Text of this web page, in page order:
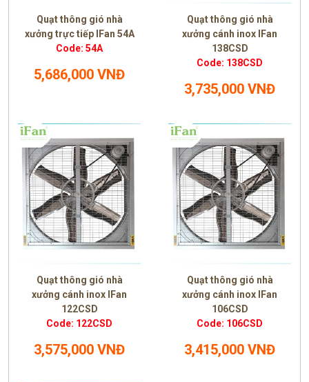
Quạt thông gió nhà
xưởng trực tiếp IFan 54A
Code: 54A
5,686,000 VNĐ
Quạt thông gió nhà
xưởng cánh inox IFan
138CSD
Code: 138CSD
3,735,000 VNĐ
Quạt thông gió nhà
xưởng cánh inox IFan
122CSD
Code: 122CSD
3,575,000 VNĐ
Quạt thông gió nhà
xưởng cánh inox IFan
106CSD
Code: 106CSD
3,415,000 VNĐ